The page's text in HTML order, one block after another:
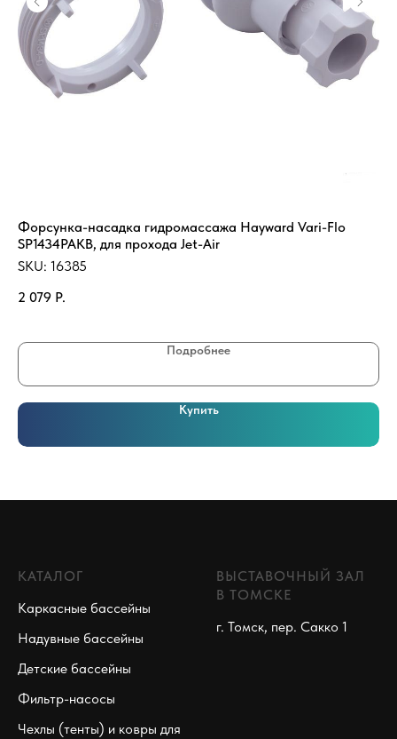
Форсунка-насадка гидромассажа Hayward Vari-Flo
SP1434PAKB, для прохода Jet-Air
SKU: 16385
2 079 Р.
Подробнее
Купить
КАТАЛОГ
Каркасные бассейны
Надувные бассейны
Детские бассейны
Фильтр-насосы
Чехлы (тенты) и ковры для
ВЫСТАВОЧНЫЙ ЗАЛ
В ТОМСКЕ
г. Томск, пер. Сакко 1